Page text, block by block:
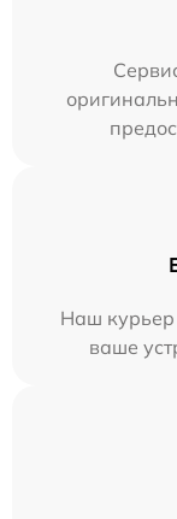
Наш курьер
ваше